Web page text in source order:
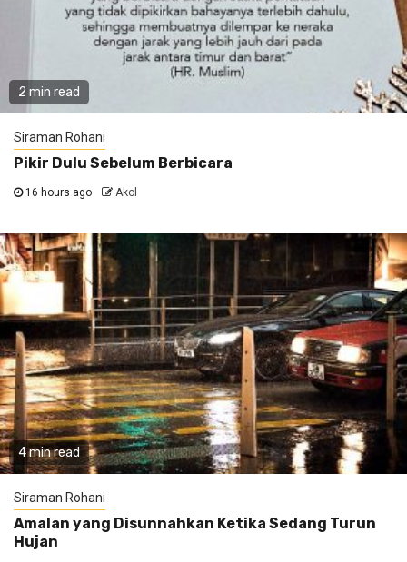
2 min read
Siraman Rohani
Pikir Dulu Sebelum Berbicara
16 hours ago Akol
4 min read
Siraman Rohani
Amalan yang Disunnahkan Ketika Sedang Turun
Hujan